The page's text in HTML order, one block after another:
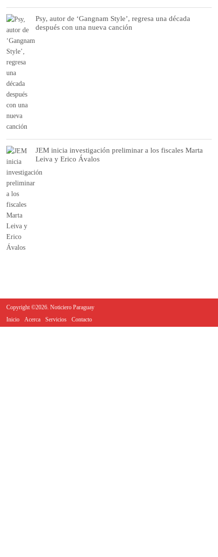
Psy, autor de ‘Gangnam Style’, regresa una década
después con una nueva canción
JEM inicia investigación preliminar a los fiscales Marta
Leiva y Erico Ávalos
Copyright ©2026. Noticiero Paraguay
Inicio
Acerca Servicios Contacto